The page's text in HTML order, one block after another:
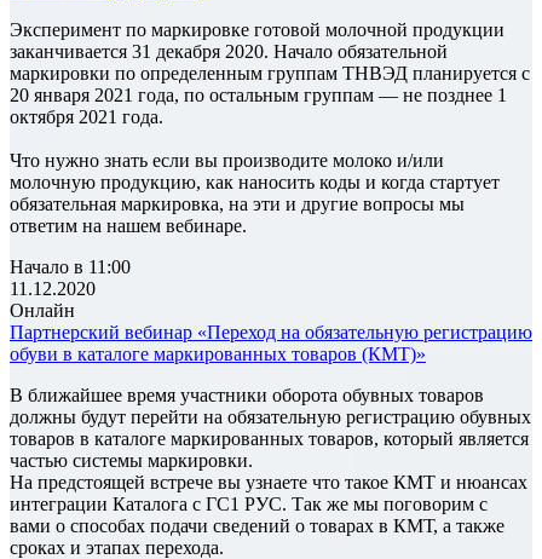
Эксперимент по маркировке готовой молочной продукции
заканчивается 31 декабря 2020. Начало обязательной
маркировки по определенным группам ТНВЭД планируется с
20 января 2021 года, по остальным группам — не позднее 1
октября 2021 года.
Что нужно знать если вы производите молоко и/или
молочную продукцию, как наносить коды и когда стартует
обязательная маркировка, на эти и другие вопросы мы
ответим на нашем вебинаре.
Начало в 11:00
11.12.2020
Онлайн
Партнерский вебинар «Переход на обязательную регистрацию
обуви в каталоге маркированных товаров (КМТ)»
В ближайшее время участники оборота обувных товаров
должны будут перейти на обязательную регистрацию обувных
товаров в каталоге маркированных товаров, который является
частью системы маркировки.
На предстоящей встрече вы узнаете что такое КМТ и нюансах
интеграции Каталога с ГС1 РУС. Так же мы поговорим с
вами о способах подачи сведений о товарах в КМТ, а также
сроках и этапах перехода.